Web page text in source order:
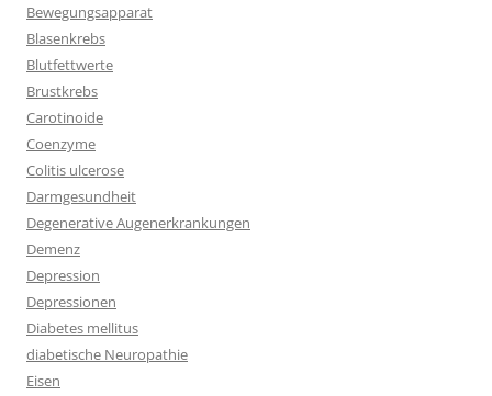
Bewegungsapparat
Blasenkrebs
Blutfettwerte
Brustkrebs
Carotinoide
Coenzyme
Colitis ulcerose
Darmgesundheit
Degenerative Augenerkrankungen
Demenz
Depression
Depressionen
Diabetes mellitus
diabetische Neuropathie
Eisen